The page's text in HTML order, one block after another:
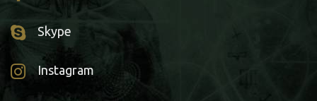
Skype
Instagram